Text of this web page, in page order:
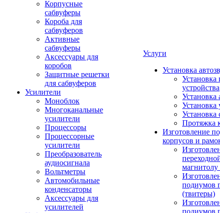
Корпусные
сабвуферы
Короба для
сабвуферов
Активные
сабвуферы
Аксессуары для
коробов
Защитные решетки
для сабвуферов
Усилители
Моноблок
Многоканальные
усилители
Процессоры
Процессорные
усилители
Преобразователь
аудиосигнала
Вольтметры
Автомобильные
конденсаторы
Аксессуары для
усилителей
Услуги
Установка
Установка
устройства
Установка
Установка
Установка
Протяжка
Изготовление
корпусов и
подиумов
(твитеры)
подиумов